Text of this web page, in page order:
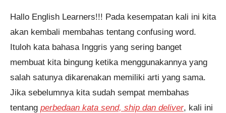
Hallo English Learners!!! Pada kesempatan kali ini kita
akan kembali membahas tentang confusing word.
Ituloh kata bahasa Inggris yang sering banget
membuat kita bingung ketika menggunakannya yang
salah satunya dikarenakan memiliki arti yang sama.
Jika sebelumnya kita sudah sempat membahas
tentang perbedaan kata send, ship dan deliver, kali ini
dari Pekanbaru melakukan
pendaftaran program English